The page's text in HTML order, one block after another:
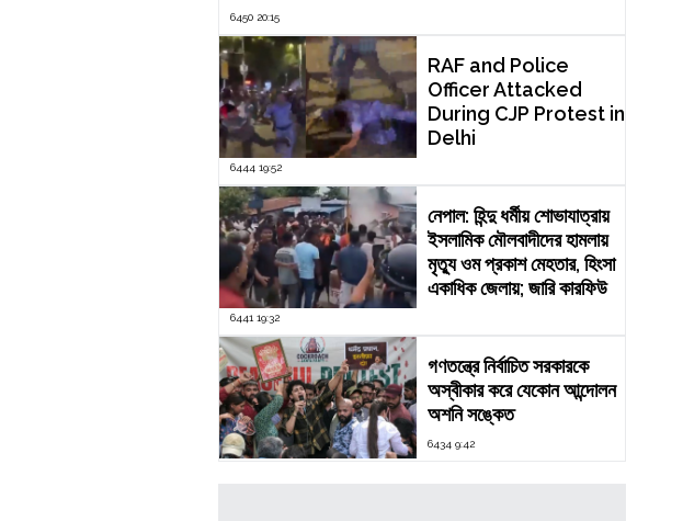
6450 20:15
RAF and Police
Officer Attacked
During CJP Protest in
Delhi
6444 19:52
নেপাল: হিন্দু ধর্মীয় শোভাযাত্রায়
ইসলামিক মৌলবাদীদের হামলায়
মৃত্যু ওম প্রকাশ মেহতার, হিংসা
একাধিক জেলায়; জারি কারফিউ
6441 19:32
গণতন্ত্রে নির্বাচিত সরকারকে
অস্বীকার করে যেকোন আন্দোলন
অশনি সঙ্কেত
6434 9:42